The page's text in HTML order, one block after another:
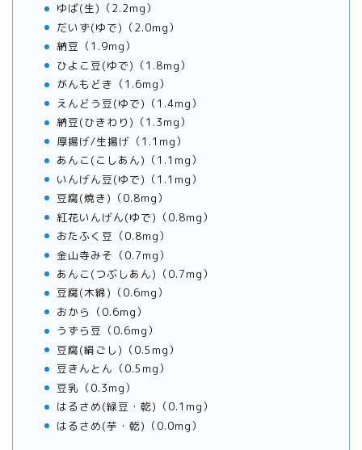
ゆば(生)（2.2mg）
だいず(ゆで)（2.0mg）
納豆（1.9mg）
ひよこ豆(ゆで)（1.8mg）
がんもどき（1.6mg）
えんどう豆(ゆで)（1.4mg）
納豆(ひきわり)（1.3mg）
厚揚げ/生揚げ（1.1mg）
あんこ(こしあん)（1.1mg）
いんげん豆(ゆで)（1.1mg）
豆腐(焼き)（0.8mg）
紅花いんげん(ゆで)（0.8mg）
おたふく豆（0.8mg）
金山寺みそ（0.7mg）
あんこ(つぶしあん)（0.7mg）
豆腐(木綿)（0.6mg）
おから（0.6mg）
うずら豆（0.6mg）
豆腐(絹ごし)（0.5mg）
豆きんとん（0.5mg）
豆乳（0.3mg）
はるさめ(緑豆・乾)（0.1mg）
はるさめ(芋・乾)（0.0mg）